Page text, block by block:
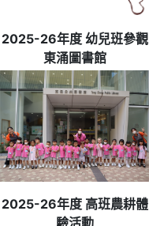
2025-26年度 幼兒班參觀
東涌圖書館
2025-26年度 高班農耕體